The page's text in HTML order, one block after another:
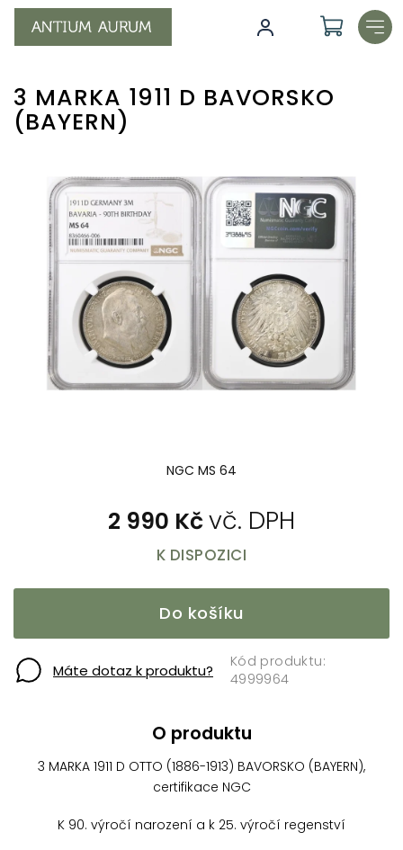
obsah
3 MARKA 1911 D BAVORSKO
(BAYERN)
2 990 Kč
K DISPOZICI
Do košíku
NGC MS 64
Máte dotaz k produktu? 4999964
O produktu
3 MARKA 1911 D OTTO (1886-1913) BAVORSKO (BAYERN),
certifikace NGC
K 90. výročí narození a k 25. výročí regenství